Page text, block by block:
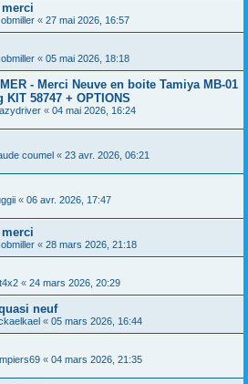
« 27 mai 2026, 16:57
« 05 mai 2026, 18:18
- Merci Neuve en boite Tamiya MB-01
58747 + OPTIONS
« 04 mai 2026, 16:24
coumel « 23 avr. 2026, 06:21
« 06 avr. 2026, 17:47
« 28 mars 2026, 21:18
« 24 mars 2026, 20:29
neuf
« 05 mars 2026, 16:44
« 04 mars 2026, 21:35